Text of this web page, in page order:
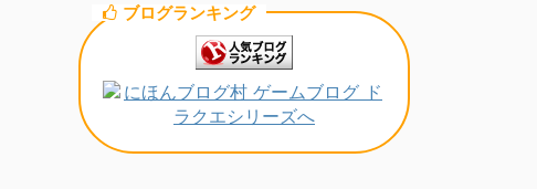
ブログランキング